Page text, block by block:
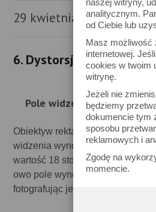
naszej witryny,
analitycznym.
od Ciebie lub
Masz możliwość
internetowej.
cookies w twoim
witrynę.
Jeżeli nie
będziemy
dokumencie tym
sposobu
reklamowych i
Zgodę na
momencie.
29 kwietnia 2025
6. Dystorsja i pole
Pole widzenia
Obiektyw rektalinearny o
widzenia wynoszący 18.21
wartość 18 stopni i 10 minut
owo pole wynosi w
fotografując je na